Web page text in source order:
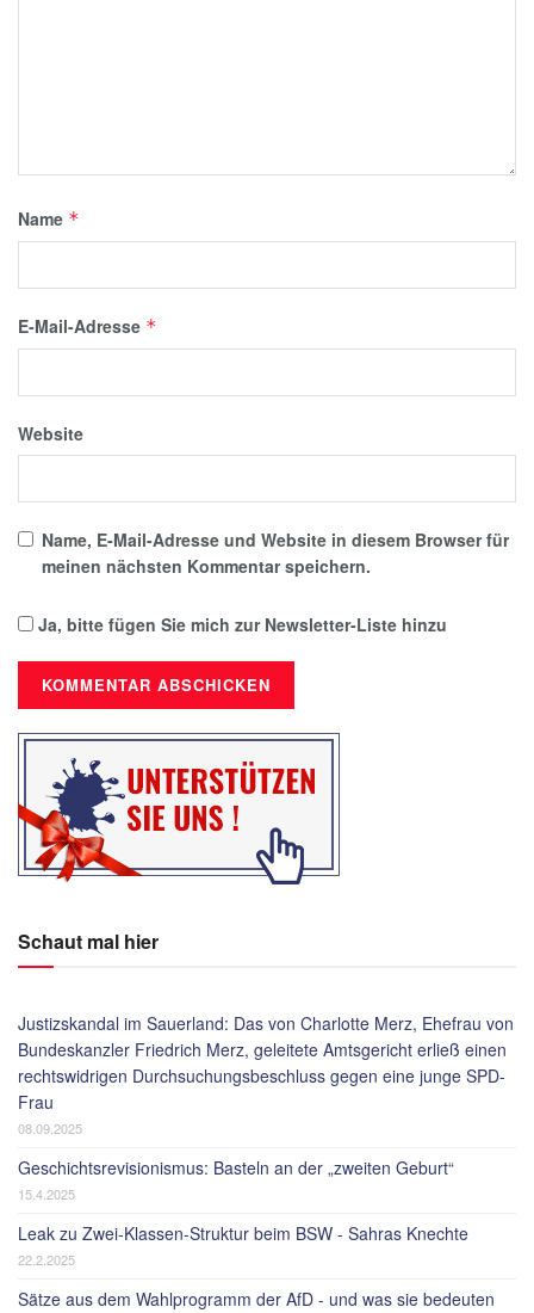
Name *
E-Mail-Adresse *
Website
Name, E-Mail-Adresse und Website in diesem Browser für
meinen nächsten Kommentar speichern.
Ja, bitte fügen Sie mich zur Newsletter-Liste hinzu
Schaut mal hier
Justizskandal im Sauerland: Das von Charlotte Merz, Ehefrau von
Bundeskanzler Friedrich Merz, geleitete Amtsgericht erließ einen
rechtswidrigen Durchsuchungsbeschluss gegen eine junge SPD-
Frau
08.09.2025
Geschichtsrevisionismus: Basteln an der „zweiten Geburt“
15.4.2025
Leak zu Zwei-Klassen-Struktur beim BSW - Sahras Knechte
22.2.2025
Sätze aus dem Wahlprogramm der AfD - und was sie bedeuten